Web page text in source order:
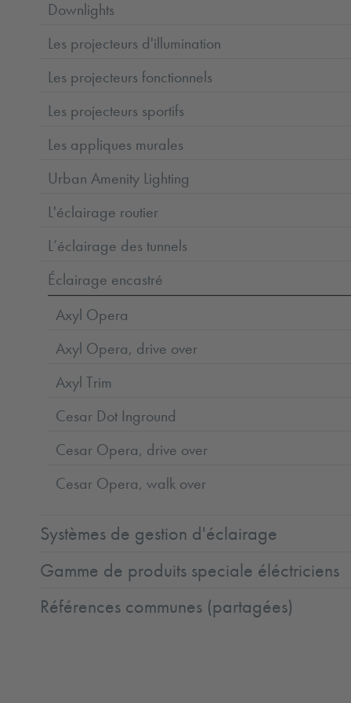
Downlights
Les projecteurs d'illumination
Les projecteurs fonctionnels
Les projecteurs sportifs
Les appliques murales
Urban Amenity Lighting
L'éclairage routier
L’éclairage des tunnels
Éclairage encastré
Axyl Opera
Axyl Opera, drive over
Axyl Trim
Cesar Dot Inground
Cesar Opera, drive over
Cesar Opera, walk over
Systèmes de gestion d'éclairage
Gamme de produits speciale éléctriciens
Références communes (partagées)